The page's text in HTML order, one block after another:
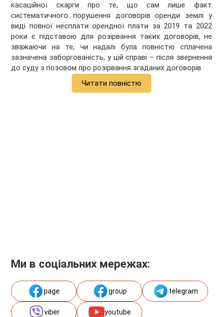
касаційної скарги про те, що сам лише факт
систематичного порушення договорів оренди землі у
виді повної несплати орендної плати за 2019 та 2022
роки є підставою для розірвання таких договорів, не
зважаючи на те, чи надалі була повністю сплачена
зазначена заборгованість, у цій справі – після звернення
до суду з позовом про розірвання згаданих договорів.
Читати повністю
Ми в соціальних мережах:
page group telegram
viber youtube